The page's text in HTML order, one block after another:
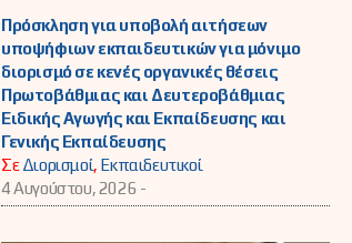
Πρόσκληση για υποβολή αιτήσεων
υποψήφιων εκπαιδευτικών για μόνιμο
διορισμό σε κενές οργανικές θέσεις
Πρωτοβάθμιας και Δευτεροβάθμιας
Ειδικής Αγωγής και Εκπαίδευσης και
Γενικής Εκπαίδευσης
ΣεΔιορισμοί, Εκπαιδευτικοί
4 Αυγούστου, 2026 -